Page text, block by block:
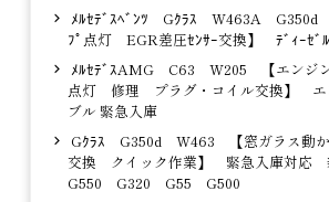
ﾒﾙｾﾃﾞｽﾍﾞﾝﾂ Gｸﾗｽ W463A G350d
ﾌﾟ点灯 EGR差圧ｾﾝｻｰ交換】 ﾃﾞｨｰｾﾞ
ﾒﾙｾﾃﾞｽAMG C63 W205 【エンジ
点灯 修理 プラグ・コイル交換】
ブル 緊急入庫
Gｸﾗｽ G350d W463 【窓ガラス動
交換 クイック作業】 緊急入庫対
G550 G320 G55 G500